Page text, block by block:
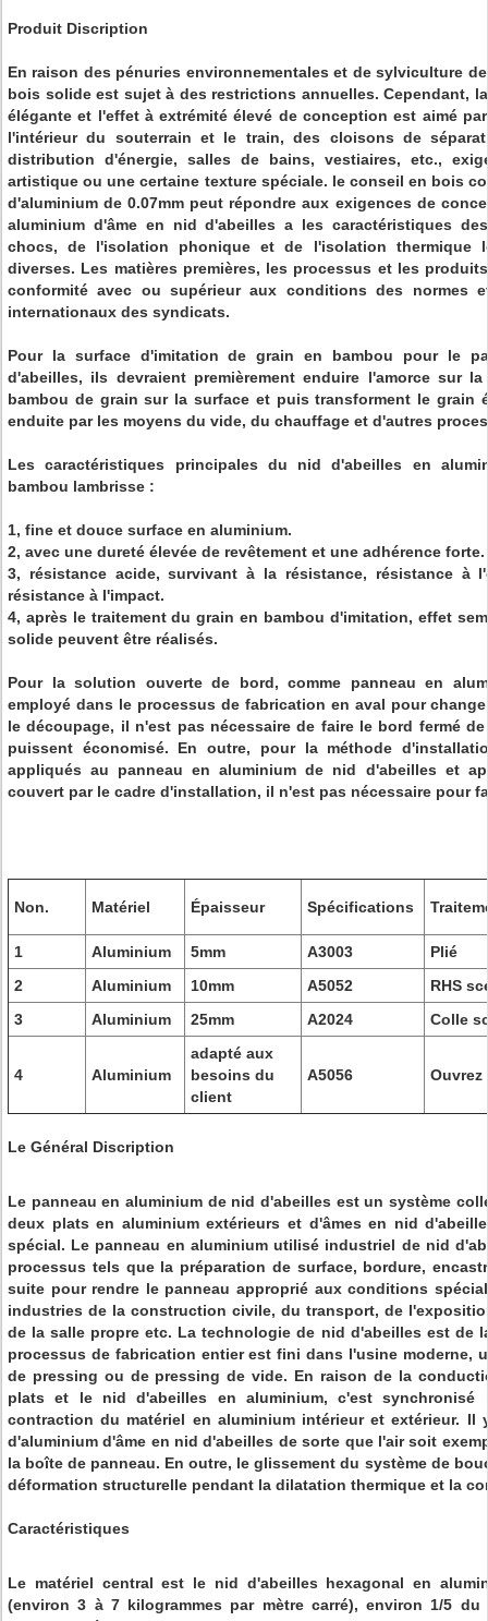
Produit Discription
En raison des pénuries environnementales et de sylviculture
bois solide est sujet à des restrictions annuelles. Cependant,
élégante et l'effet à extrémité élevé de conception est aimé
l'intérieur du souterrain et le train, des cloisons de
distribution d'énergie, salles de bains, vestiaires, etc.,
artistique ou une certaine texture spéciale. le conseil en bois
d'aluminium de 0.07mm peut répondre aux exigences de
aluminium d'âme en nid d'abeilles a les caractéristiques
chocs, de l'isolation phonique et de l'isolation thermique
diverses. Les matières premières, les processus et les
conformité avec ou supérieur aux conditions des normes
internationaux des syndicats.
Pour la surface d'imitation de grain en bambou pour le
d'abeilles, ils devraient premièrement enduire l'amorce sur
bambou de grain sur la surface et puis transforment le grain
enduite par les moyens du vide, du chauffage et d'autres
Les caractéristiques principales du nid d'abeilles en
bambou lambrisse :
1, fine et douce surface en aluminium.
2, avec une dureté élevée de revêtement et une adhérence forte.
3, résistance acide, survivant à la résistance, résistance à
résistance à l'impact.
4, après le traitement du grain en bambou d'imitation, effet
solide peuvent être réalisés.
Pour la solution ouverte de bord, comme panneau en
employé dans le processus de fabrication en aval pour
le découpage, il n'est pas nécessaire de faire le bord fermé
puissent économisé. En outre, pour la méthode
appliqués au panneau en aluminium de nid d'abeilles et
couvert par le cadre d'installation, il n'est pas nécessaire pour
Non. Matériel Épaisseur Spécifications
1 Aluminium 5mm A3003
Plié
2
Aluminium 10mm A5052
RHS
3
Aluminium 25mm A2024 Colle
4 Aluminium
adapté aux
besoins du
client
A5056 Ouvrez
Le Général Discription
Le panneau en aluminium de nid d'abeilles est un système
deux plats en aluminium extérieurs et d'âmes en nid
spécial. Le panneau en aluminium utilisé industriel de nid
processus tels que la préparation de surface, bordure,
suite pour rendre le panneau approprié aux conditions
industries de la construction civile, du transport, de
de la salle propre etc. La technologie de nid d'abeilles est de
processus de fabrication entier est fini dans l'usine moderne,
de pressing ou de pressing de vide. En raison de la
plats et le nid d'abeilles en aluminium, c'est synchronisé
contraction du matériel en aluminium intérieur et extérieur.
d'aluminium d'âme en nid d'abeilles de sorte que l'air soit
la boîte de panneau. En outre, le glissement du système de
déformation structurelle pendant la dilatation thermique et la
Caractéristiques
Le matériel central est le nid d'abeilles hexagonal en
(environ 3 à 7 kilogrammes par mètre carré), environ 1/5